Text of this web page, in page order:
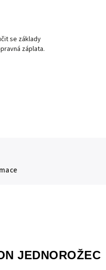
se základy
záplata.
JEDNOROŽEC